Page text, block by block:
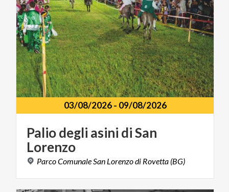
03/08/2026- 09/08/2026
Paliodegli asini diSan
Lorenzo
ParcoComunale San Lorenzodi Rovetta (BG)